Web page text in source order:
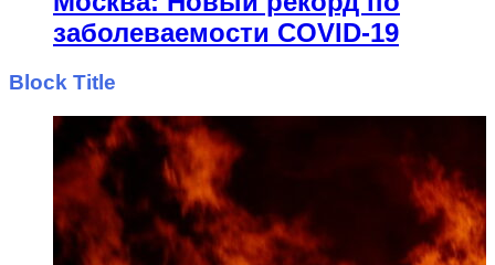
заболеваемости COVID-19
Block Title